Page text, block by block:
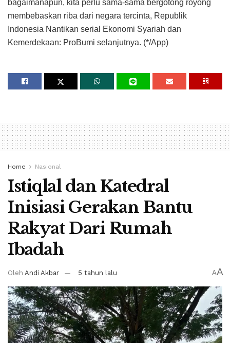
bagaimanapun, kita perlu sama-sama bergotong royong
membebaskan riba dari negara tercinta, Republik
Indonesia Nantikan serial Ekonomi Syariah dan
Kemerdekaan: ProBumi selanjutnya. (*/App)
Home Nasional
Istiqlal dan Katedral
Inisiasi Gerakan Bantu
Rakyat Dari Rumah
Ibadah
Oleh Andi Akbar 5 tahun lalu AA